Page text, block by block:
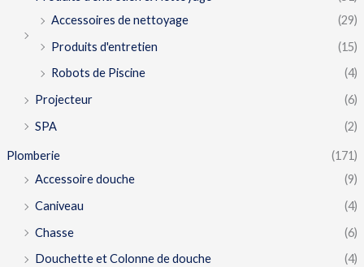
Accessoires de nettoyage
(29)
Produits d'entretien
(15)
Robots de Piscine
(4)
Projecteur
(6)
SPA
(2)
Plomberie
(171)
Accessoire douche
(9)
Caniveau
(4)
Chasse
(6)
Douchette et Colonne de douche
(4)